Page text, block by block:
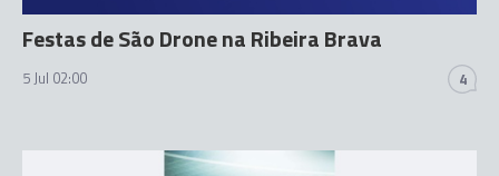
Festas de São Drone na Ribeira Brava
5 Jul 02:00 4